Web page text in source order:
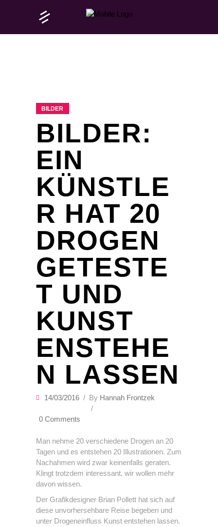
BILDER
BILDER:
EIN
KÜNSTLE
R HAT 20
DROGEN
GETESTE
T UND
KUNST
ENSTEHE
N LASSEN
14/03/2016 By Hannah Frontzek
0 Comments
Man nehme 20 verschiedene Drogen an 20
Tagen und es entstehen 20 Illustrationen. Zum
Nachahmen wird zwar keinenfalls geraten.
Klingt trotzdem interessant, wir wollen mehr
davon wissen.
Der Grafikdesigner Brian Pollett hat sich auf
diese unvorhersehbare Reise begeben und
unter Drogeneinfluss Kunst entstehen lassen.